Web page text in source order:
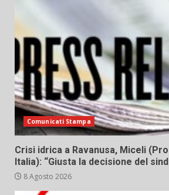
Comunicati Stampa
Crisi idrica a Ravanusa, Miceli
Italia): “Giusta la decisione del
8 Agosto 2026